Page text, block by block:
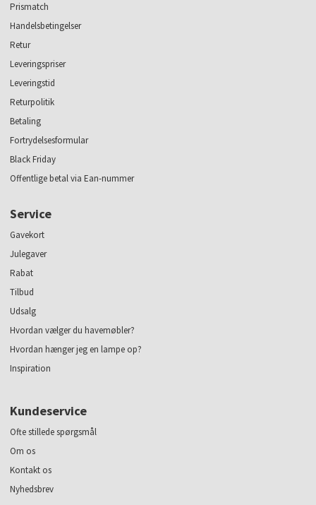
Prismatch
Handelsbetingelser
Retur
Leveringspriser
Leveringstid
Returpolitik
Betaling
Fortrydelsesformular
Black Friday
Offentlige betal via Ean-nummer
Service
Gavekort
Julegaver
Rabat
Tilbud
Udsalg
Hvordan vælger du havemøbler?
Hvordan hænger jeg en lampe op?
Inspiration
Kundeservice
Ofte stillede spørgsmål
Om os
Kontakt os
Nyhedsbrev